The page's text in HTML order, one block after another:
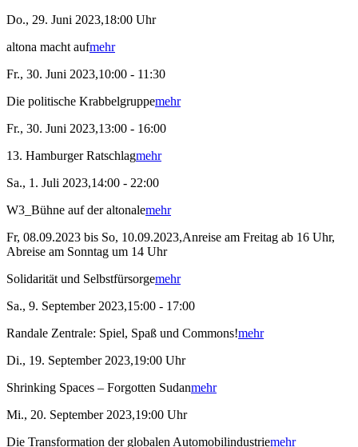
Do., 29. Juni 2023,18:00 Uhr
altona macht aufmehr
Fr., 30. Juni 2023,10:00 - 11:30
Die politische Krabbelgruppemehr
Fr., 30. Juni 2023,13:00 - 16:00
13. Hamburger Ratschlagmehr
Sa., 1. Juli 2023,14:00 - 22:00
W3_Bühne auf der altonalemehr
Fr, 08.09.2023 bis So, 10.09.2023,Anreise am Freitag ab 16 Uhr,
Abreise am Sonntag um 14 Uhr
Solidarität und Selbstfürsorgemehr
Sa., 9. September 2023,15:00 - 17:00
Randale Zentrale: Spiel, Spaß und Commons!mehr
Di., 19. September 2023,19:00 Uhr
Shrinking Spaces – Forgotten Sudanmehr
Mi., 20. September 2023,19:00 Uhr
Die Transformation der globalen Automobilindustriemehr